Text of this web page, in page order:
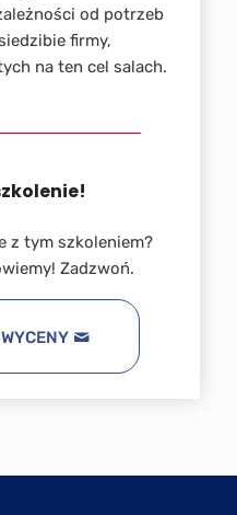
od potrzeb
firmy,
na ten cel salach.
z tym szkoleniem?
Zadzwoń.